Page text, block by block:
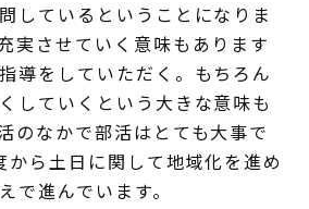
しているということになりま
実させていく意味もあります
導をしていただく。もちろん
していくという大きな意味も
のなかで部活はとても大事で
から土日に関して地域化を進め
で進んでいます。